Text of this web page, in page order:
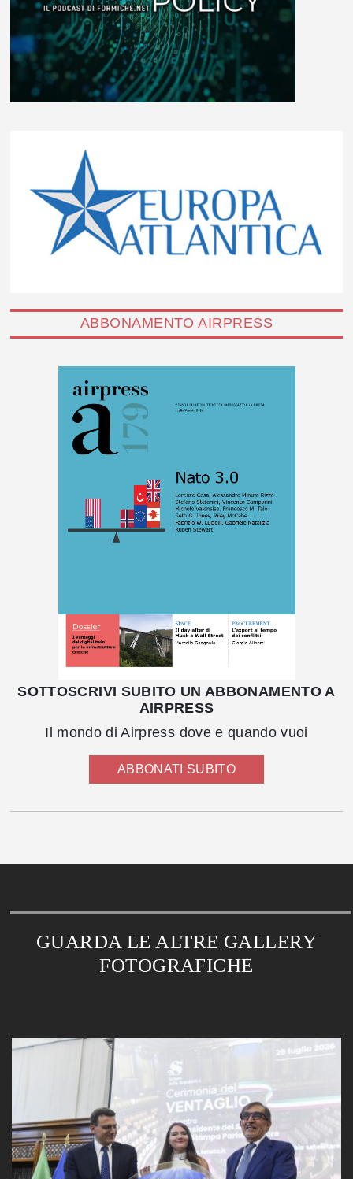
ABBONAMENTO AIRPRESS
SOTTOSCRIVI SUBITO UN ABBONAMENTO A
AIRPRESS
Il mondo di Airpress dove e quando vuoi
ABBONATI SUBITO
GUARDA LE ALTRE GALLERY
FOTOGRAFICHE